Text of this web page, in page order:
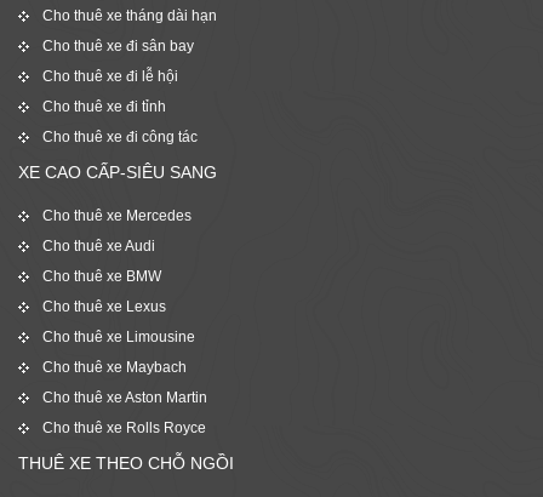
Cho thuê xe tháng dài hạn
Cho thuê xe đi sân bay
Cho thuê xe đi lễ hội
Cho thuê xe đi tỉnh
Cho thuê xe đi công tác
XE CAO CẤP-SIÊU SANG
Cho thuê xe Mercedes
Cho thuê xe Audi
Cho thuê xe BMW
Cho thuê xe Lexus
Cho thuê xe Limousine
Cho thuê xe Maybach
Cho thuê xe Aston Martin
Cho thuê xe Rolls Royce
THUÊ XE THEO CHỖ NGỒI